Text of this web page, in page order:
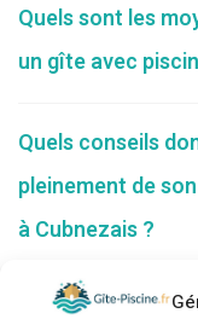
Quels sont les
un gîte avec
Quels conseils
pleinement de
à Cubnezais ?